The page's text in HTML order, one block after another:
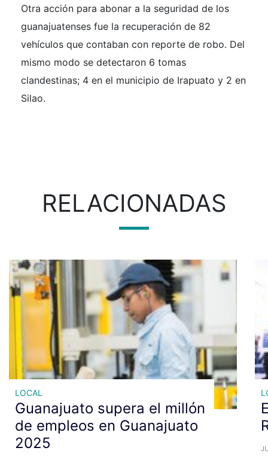
Otra acción para abonar a la seguridad de los
guanajuatenses fue la recuperación de 82
vehículos que contaban con reporte de robo. Del
mismo modo se detectaron 6 tomas
clandestinas; 4 en el municipio de Irapuato y 2 en
Silao.
RELACIONADAS
LOCAL
Guanajuato supera el millón
de empleos en Guanajuato
2025